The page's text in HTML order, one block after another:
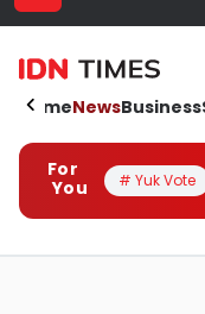
HomeNewsBusiness
For
You
# Yuk Vote